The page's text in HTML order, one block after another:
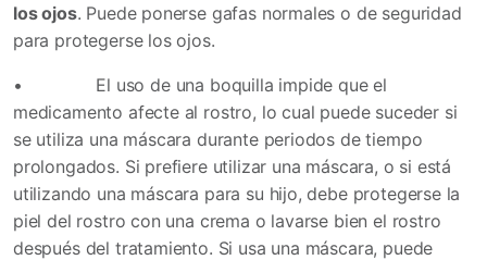
los ojos. Puede ponerse gafas normales o de seguridad
para protegerse los ojos.
•
El uso de una boquilla impide que el
medicamento afecte al rostro, lo cual puede suceder si
se utiliza una máscara durante periodos de tiempo
prolongados. Si prefiere utilizar una máscara, o si está
utilizando una máscara para su hijo, debe protegerse la
piel del rostro con una crema o lavarse bien el rostro
después del tratamiento. Si usa una máscara, puede